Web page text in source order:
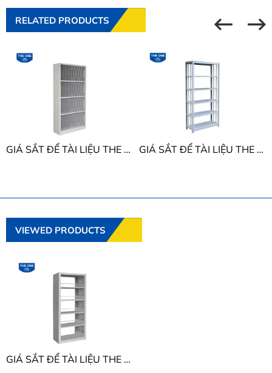
RELATED PRODUCTS
GIÁ SẮT ĐỂ TÀI LIỆU THE ONE GS3 GIÁ SẮT ĐỂ TÀI LIỆU THE ONE GS1A
VIEWED PRODUCTS
GIÁ SẮT ĐỂ TÀI LIỆU THE ONE GS5K1 - GS5K1B